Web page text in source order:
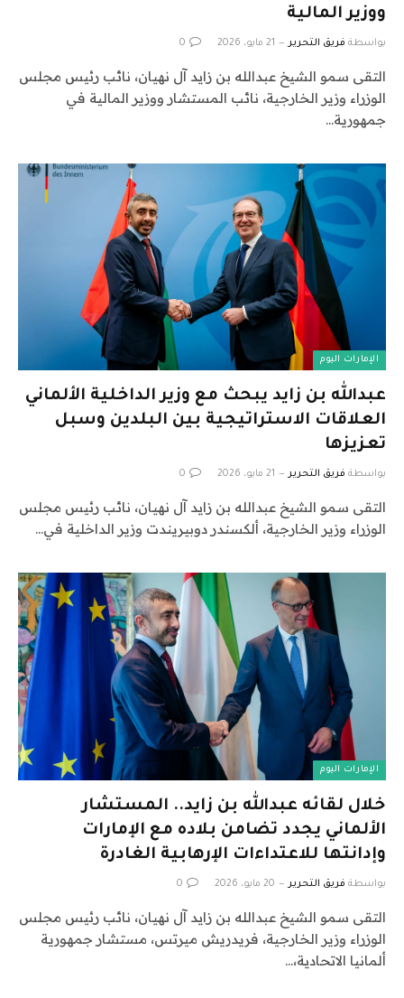
ووزير المالية
بواسطة فريق التحرير 21 مايو، 2026 0
التقى سمو الشيخ عبدالله بن زايد آل نهيان، نائب رئيس مجلس
الوزراء وزير الخارجية، نائب المستشار ووزير المالية في
جمهورية…
الإمارات اليوم
عبدالله بن زايد يبحث مع وزير الداخلية الألماني
العلاقات الاستراتيجية بين البلدين وسبل
تعزيزها
بواسطة فريق التحرير 21 مايو، 2026 0
التقى سمو الشيخ عبدالله بن زايد آل نهيان، نائب رئيس مجلس
الوزراء وزير الخارجية، ألكسندر دوبيريندت وزير الداخلية في…
الإمارات اليوم
خلال لقائه عبدالله بن زايد.. المستشار
الألماني يجدد تضامن بلاده مع الإمارات
وإدانتها للاعتداءات الإرهابية الغادرة
بواسطة فريق التحرير 20 مايو، 2026 0
التقى سمو الشيخ عبدالله بن زايد آل نهيان، نائب رئيس مجلس
الوزراء وزير الخارجية، فريدريش ميرتس، مستشار جمهورية
ألمانيا الاتحادية،…